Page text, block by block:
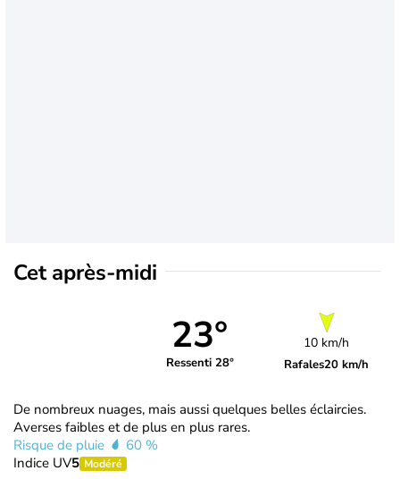
Cet après-midi
23°
Ressenti 28°
10 km/h
Rafales20 km/h
De nombreux nuages, mais aussi quelques belles éclaircies.
Averses faibles et de plus en plus rares.
Risque de pluie
60 %
Indice UV5 Modéré